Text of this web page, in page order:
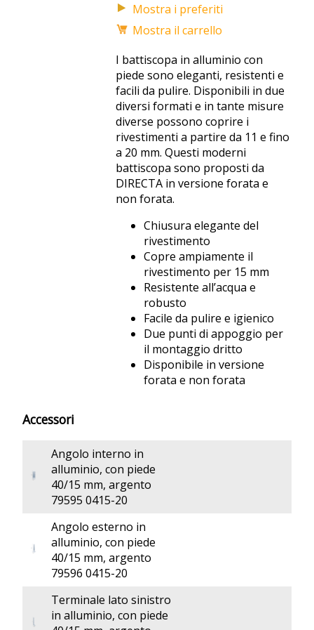
Mostra i preferiti
Mostra il carrello
I battiscopa in alluminio con
piede sono eleganti, resistenti e
facili da pulire. Disponibili in due
diversi formati e in tante misure
diverse possono coprire i
rivestimenti a partire da 11 e fino
a 20 mm. Questi moderni
battiscopa sono proposti da
DIRECTA in versione forata e
non forata.
Chiusura elegante del
rivestimento
Copre ampiamente il
rivestimento per 15 mm
Resistente all’acqua e
robusto
Facile da pulire e igienico
Due punti di appoggio per
il montaggio dritto
Disponibile in versione
forata e non forata
Accessori
Angolo interno in
alluminio, con piede
40/15 mm, argento
79595 0415-20
Angolo esterno in
alluminio, con piede
40/15 mm, argento
79596 0415-20
Terminale lato sinistro
in alluminio, con piede